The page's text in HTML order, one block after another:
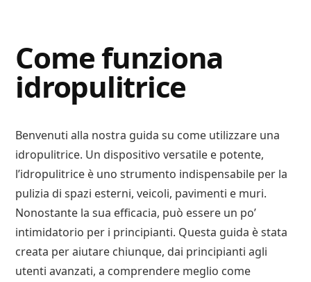
Advisory
Come funziona
idropulitrice
Benvenuti alla nostra guida su come utilizzare una
idropulitrice. Un dispositivo versatile e potente,
l’idropulitrice è uno strumento indispensabile per la
pulizia di spazi esterni, veicoli, pavimenti e muri.
Nonostante la sua efficacia, può essere un po’
intimidatorio per i principianti. Questa guida è stata
creata per aiutare chiunque, dai principianti agli
utenti avanzati, a comprendere meglio come